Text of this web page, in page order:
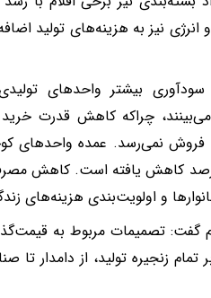
نیز به هزینه‌های تولید
سودآوری بیشتر واحدهای
می‌بینند، چراکه کاهش قدرت
فروش نمی‌رسد. عمده واحدهای
متوقف شده‌اند و یا ظرفیت آنها به زیر ۵۰درصد کاهش
و اولویت‌بندی هزینه‌های
گفت: تصمیمات مربوط به
زنجیره تولید، از دامدار تا